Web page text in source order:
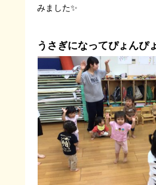
みました✨
うさぎになってぴょんぴ